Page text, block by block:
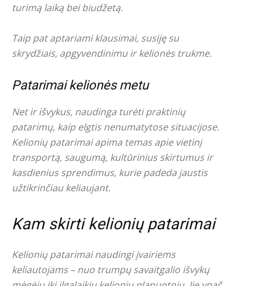
turimą laiką bei biudžetą.
Taip pat aptariami klausimai, susiję su
skrydžiais, apgyvendinimu ir kelionės trukme.
Patarimai kelionės metu
Net ir išvykus, naudinga turėti praktinių
patarimų, kaip elgtis nenumatytose situacijose.
Kelionių patarimai apima temas apie vietinį
transportą, saugumą, kultūrinius skirtumus ir
kasdienius sprendimus, kurie padeda jaustis
užtikrinčiau keliaujant.
Kam skirti kelionių patarimai
Kelionių patarimai naudingi įvairiems
keliautojams – nuo trumpų savaitgalio išvykų